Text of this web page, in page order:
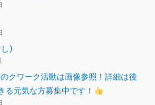
)
クワーク活動は画像参照！詳細は後
る元気な方募集中です！